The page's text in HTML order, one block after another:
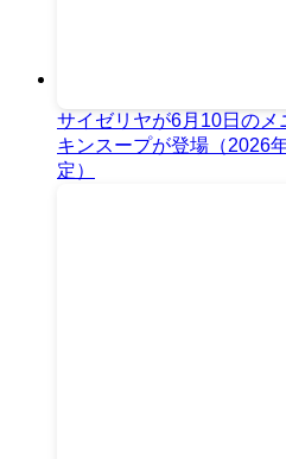
サイゼリヤが6月10日の
キンスープが登場（2026
定）